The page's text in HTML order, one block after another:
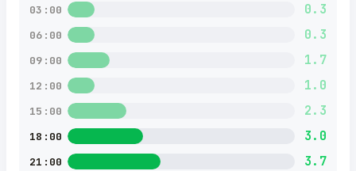
03:00 0.3
06:00 0.3
09:00 1.7
12:00 1.0
15:00 2.3
18:00 3.0
21:00 3.7